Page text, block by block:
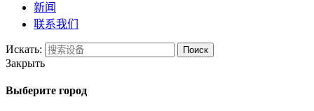
新闻
联系我们
Искать: Поиск
Закрыть
Выберите город